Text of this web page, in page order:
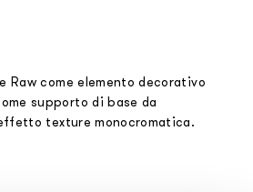
Raw come elemento decorativo
supporto di base da
texture monocromatica.